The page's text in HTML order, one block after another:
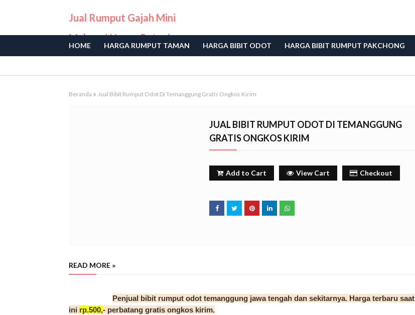
Jual Rumput Gajah Mini
Malang | Harga Petani
Langsung
HOME HARGA RUMPUT TAMAN HARGA BIBIT ODOT HARGA BIBIT RUMPUT PAKCHONG
Beranda Jual Bibit Rumput Odot Di Temanggung Gratis Ongkos Kirim
JUAL BIBIT RUMPUT ODOT DI TEMANGGUNG
GRATIS ONGKOS KIRIM
Add to Cart View Cart Checkout
READ MORE »
Penjual bibit rumput odot temanggung jawa tengah dan sekitarnya. Harga terbaru saat
ini rp.500,- perbatang gratis ongkos kirim.